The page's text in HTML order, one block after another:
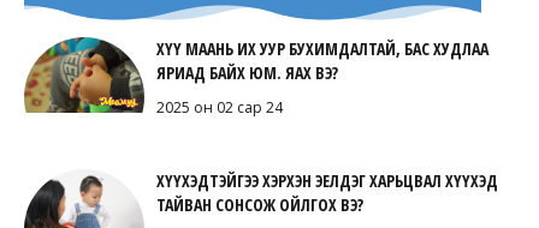
ХҮҮ МААНЬ ИХ УУР БУХИМДАЛТАЙ, БАС ХУДЛАА
ЯРИАД БАЙХ ЮМ. ЯАХ ВЭ?
2025 он 02 сар 24
ХҮҮХЭДТЭЙГЭЭ ХЭРХЭН ЭЕЛДЭГ ХАРЬЦВАЛ ХҮҮХЭД
ТАЙВАН СОНСОЖ ОЙЛГОХ ВЭ?